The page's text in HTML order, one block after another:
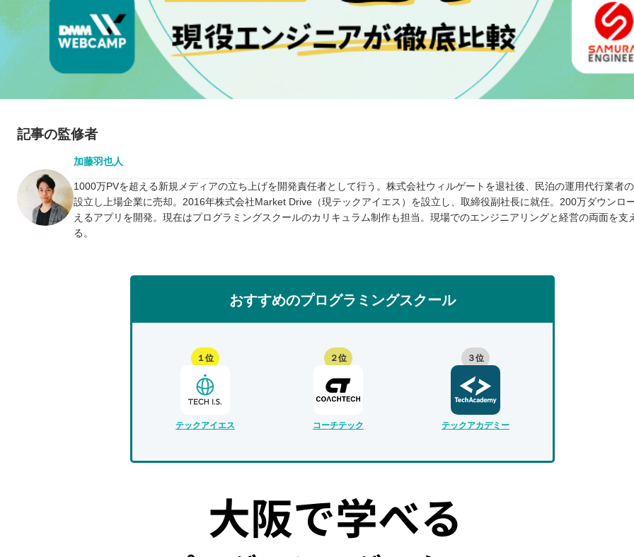
記事の監修者
加藤羽也人
1000万PVを超える新規メディアの立ち上げを開発責任者として行う。株式会社ウィルゲートを退社後、民泊の運用代行業者
設立し上場企業に売却。2016年株式会社Market Drive（現テックアイエス）を設立し、取締役副社長に就任。200万ダウンロ
えるアプリを開発。現在はプログラミングスクールのカリキュラム制作も担当。現場でのエンジニアリングと経営の両面を支
る。
おすすめのプログラミングスクール
１位
テックアイエス
２位
コーチテック
３位
テックアカデミー